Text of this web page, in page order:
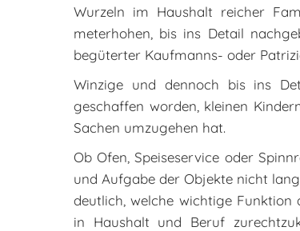
Wurzeln im Haushalt reicher
meterhohen, bis ins Detail
begüterter Kaufmanns- oder
Winzige und dennoch bis ins
geschaffen worden, kleinen
Sachen umzugehen hat.
Ob Ofen, Speiseservice oder
und Aufgabe der Objekte nicht
deutlich, welche wichtige
in Haushalt und Beruf